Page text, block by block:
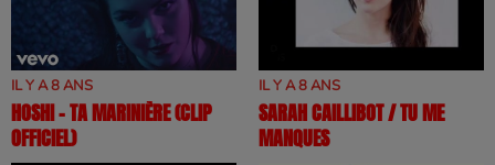
IL Y A 8 ANS
HOSHI - TA MARINIÈRE (CLIP
OFFICIEL)
IL Y A 8 ANS
SARAH CAILLIBOT / TU ME
MANQUES